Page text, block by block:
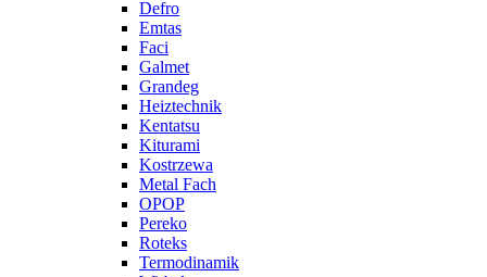
Defro
Emtas
Faci
Galmet
Grandeg
Heiztechnik
Kentatsu
Kiturami
Kostrzewa
Metal Fach
OPOP
Pereko
Roteks
Termodinamik